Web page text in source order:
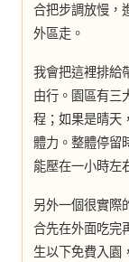
合把步調放慢，
外區走。
我會把這裡排給
由行。園區有三
程；如果是晴天
體力。整體停留
能壓在一小時左
另外一個很實際
合先在外面吃完
生以下免費入園